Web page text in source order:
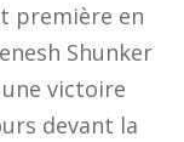
première en
Shunker
victoire
devant la